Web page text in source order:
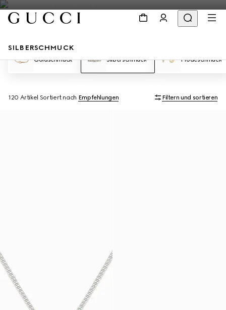
SILBERSCHMUCK
Goldschmuck Silberschmuck Modeschmuck
120 Artikel Sortiert nach Empfehlungen Filtern und sortieren